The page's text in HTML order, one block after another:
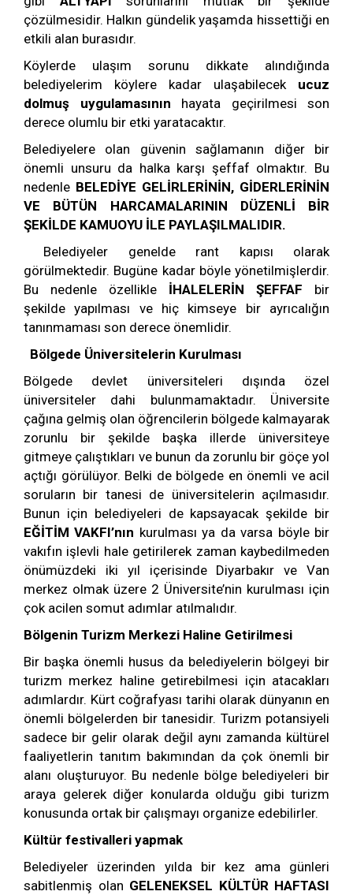
çözülmesidir. Halkın gündelik yaşamda hissettiği en
etkili alan burasıdır.
Köylerde ulaşım sorunu dikkate alındığında
belediyelerim köylere kadar ulaşabilecek ucuz
dolmuş uygulamasının hayata geçirilmesi son
derece olumlu bir etki yaratacaktır.
Belediyelere olan güvenin sağlamanın diğer bir
önemli unsuru da halka karşı şeffaf olmaktır. Bu
nedenle BELEDİYE GELİRLERİNİN, GİDERLERİNİN
VE BÜTÜN HARCAMALARININ DÜZENLİ BİR
ŞEKİLDE KAMUOYU İLE PAYLAŞILMALIDIR.
Belediyeler genelde rant kapısı olarak
görülmektedir. Bugüne kadar böyle yönetilmişlerdir.
Bu nedenle özellikle İHALELERİN ŞEFFAF bir
şekilde yapılması ve hiç kimseye bir ayrıcalığın
tanınmaması son derece önemlidir.
Bölgede Üniversitelerin Kurulması
Bölgede devlet üniversiteleri dışında özel
üniversiteler dahi bulunmamaktadır. Üniversite
çağına gelmiş olan öğrencilerin bölgede kalmayarak
zorunlu bir şekilde başka illerde üniversiteye
gitmeye çalıştıkları ve bunun da zorunlu bir göçe yol
açtığı görülüyor. Belki de bölgede en önemli ve acil
soruların bir tanesi de üniversitelerin açılmasıdır.
Bunun için belediyeleri de kapsayacak şekilde bir
EĞİTİM VAKFI’nın kurulması ya da varsa böyle bir
vakıfın işlevli hale getirilerek zaman kaybedilmeden
önümüzdeki iki yıl içerisinde Diyarbakır ve Van
merkez olmak üzere 2 Üniversite’nin kurulması için
çok acilen somut adımlar atılmalıdır.
Bölgenin Turizm Merkezi Haline Getirilmesi
Bir başka önemli husus da belediyelerin bölgeyi bir
turizm merkez haline getirebilmesi için atacakları
adımlardır. Kürt coğrafyası tarihi olarak dünyanın en
önemli bölgelerden bir tanesidir. Turizm potansiyeli
sadece bir gelir olarak değil aynı zamanda kültürel
faaliyetlerin tanıtım bakımından da çok önemli bir
alanı oluşturuyor. Bu nedenle bölge belediyeleri bir
araya gelerek diğer konularda olduğu gibi turizm
konusunda ortak bir çalışmayı organize edebilirler.
Kültür festivalleri yapmak
Belediyeler üzerinden yılda bir kez ama günleri
sabitlenmiş olan GELENEKSEL KÜLTÜR HAFTASI